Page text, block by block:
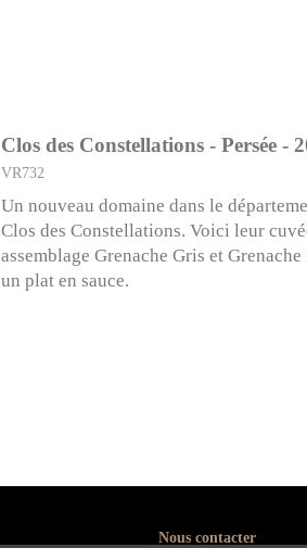
Clos des Constellations - Persée -
VR732
Un nouveau domaine dans le
Clos des Constellations. Voici leur
assemblage Grenache Gris et
un plat en sauce.
Nous contacter